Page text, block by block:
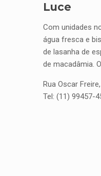
Luce
Com unidades
água fresca e
de lasanha de
de macadâmia.
Rua Oscar
Tel: (11) 99457-